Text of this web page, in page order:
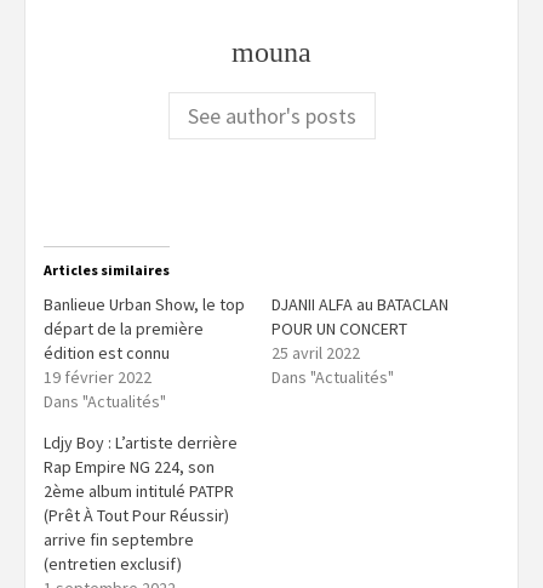
mouna
See author's posts
Articles similaires
Banlieue Urban Show, le top
départ de la première
édition est connu
19 février 2022
Dans "Actualités"
DJANII ALFA au BATACLAN
POUR UN CONCERT
25 avril 2022
Dans "Actualités"
Ldjy Boy : L’artiste derrière
Rap Empire NG 224, son
2ème album intitulé PATPR
(Prêt À Tout Pour Réussir)
arrive fin septembre
(entretien exclusif)